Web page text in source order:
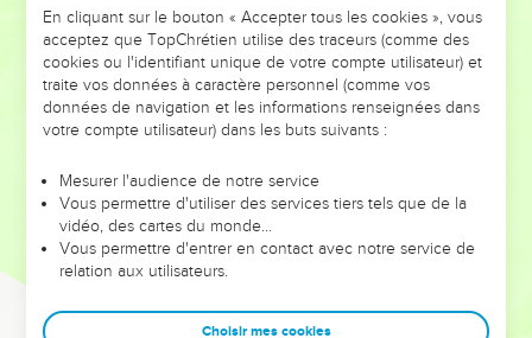
DE L’ANNÉE !
ET SI LEURS ERREURS POUVAIENT VOUS ÉVITER LES
VOTRES ?
leur foi ou leur vision. Mais on voit moins les doutes, les erreurs
et les saisons difficiles qu'ils ont traversés, alors même que ce
sont elles qui les ont façonnés.
Dans cette conférence, leaders, entrepreneurs, et responsables
clés pour avancer avec plus de sagesse afin que leurs erreurs
En cliquant sur le bouton « Accepter tous les cookies », vous
acceptez que TopChrétien utilise des traceurs (comme des
cookies ou l'identifiant unique de votre compte utilisateur) et
traite vos données à caractère personnel (comme vos
données de navigation et les informations renseignées dans
votre compte utilisateur) dans les buts suivants :
Mesurer l'audience de notre service
Vous permettre d'utiliser des services tiers tels que de la
vidéo, des cartes du monde…
Vous permettre d'entrer en contact avec notre service de
relation aux utilisateurs.
Choisir mes cookies